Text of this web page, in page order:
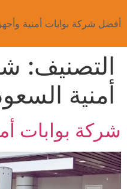
أفضل شركة بوابات أمنية
التصنيف:
أمنية
شركة بوابات